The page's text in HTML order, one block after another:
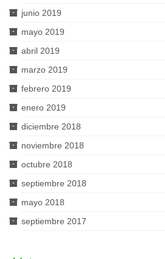
junio 2019
mayo 2019
abril 2019
marzo 2019
febrero 2019
enero 2019
diciembre 2018
noviembre 2018
octubre 2018
septiembre 2018
mayo 2018
septiembre 2017